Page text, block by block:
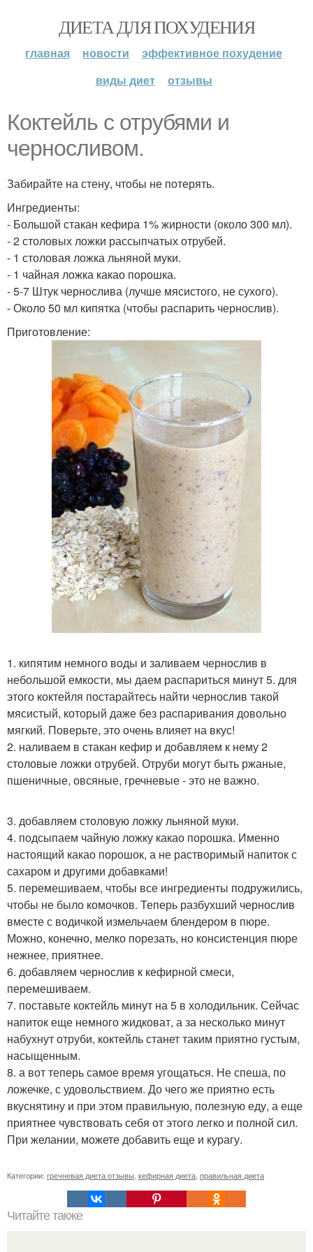
ДИЕТА ДЛЯ ПОХУДЕНИЯ
главная новости
эффективное похудение
виды диет
отзывы
Коктейль с отрубями и
черносливом.
Забирайте на стену, чтобы не потерять.
Ингредиенты:
- Большой стакан кефира 1% жирности (около 300 мл).
- 2 столовых ложки рассыпчатых отрубей.
- 1 столовая ложка льняной муки.
- 1 чайная ложка какао порошка.
- 5-7 Штук чернослива (лучше мясистого, не сухого).
- Около 50 мл кипятка (чтобы распарить чернослив).
Приготовление:
1. кипятим немного воды и заливаем чернослив в
небольшой емкости, мы даем распариться минут 5. для
этого коктейля постарайтесь найти чернослив такой
мясистый, который даже без распаривания довольно
мягкий. Поверьте, это очень влияет на вкус!
2. наливаем в стакан кефир и добавляем к нему 2
столовые ложки отрубей. Отруби могут быть ржаные,
пшеничные, овсяные, гречневые - это не важно.
3. добавляем столовую ложку льняной муки.
4. подсыпаем чайную ложку какао порошка. Именно
настоящий какао порошок, а не растворимый напиток с
сахаром и другими добавками!
5. перемешиваем, чтобы все ингредиенты подружились,
чтобы не было комочков. Теперь разбухший чернослив
вместе с водичкой измельчаем блендером в пюре.
Можно, конечно, мелко порезать, но консистенция пюре
нежнее, приятнее.
6. добавляем чернослив к кефирной смеси,
перемешиваем.
7. поставьте коктейль минут на 5 в холодильник. Сейчас
напиток еще немного жидковат, а за несколько минут
набухнут отруби, коктейль станет таким приятно густым,
насыщенным.
8. а вот теперь самое время угощаться. Не спеша, по
ложечке, с удовольствием. До чего же приятно есть
вкуснятину и при этом правильную, полезную еду, а еще
приятнее чувствовать себя от этого легко и полной сил.
При желании, можете добавить еще и курагу.
Категории: гречневая диета отзывы, кефирная диета, правильная диета
Читайте также